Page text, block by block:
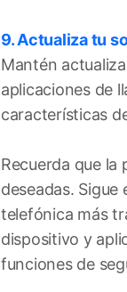
9. Actualiza tu
Mantén
aplicaciones de
características
Recuerda que la
deseadas.
telefónica más
dispositivo y
funciones de